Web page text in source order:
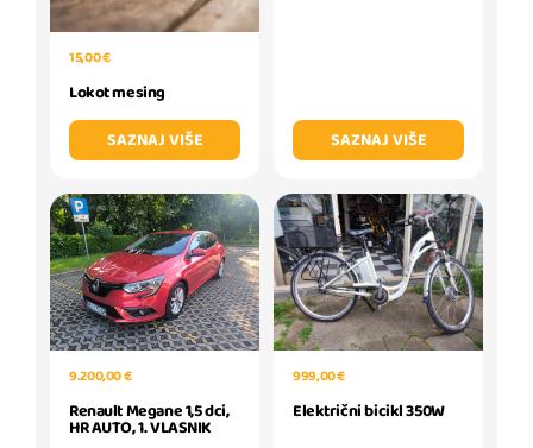
15,00 €
Lokot mesing
SAZNAJ VIŠE
SAZNAJ VIŠE
9.200,00 €
Renault Megane 1,5 dci,
HR AUTO, 1. VLASNIK
999,00 €
Električni bicikl 350W